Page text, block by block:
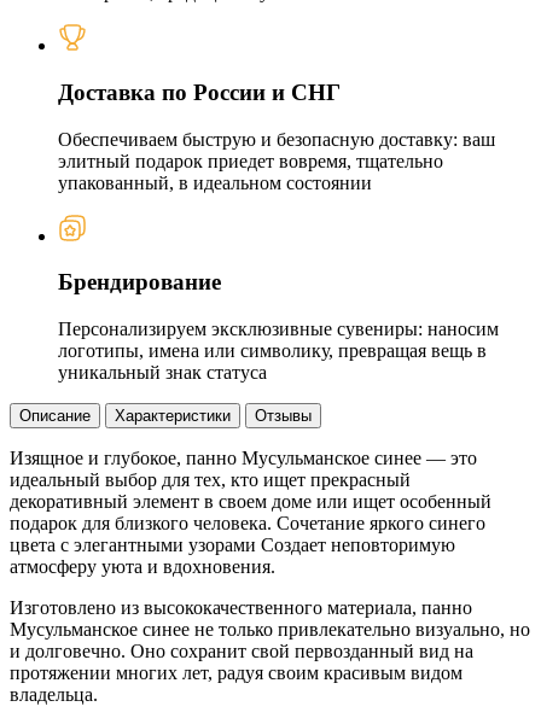
Доставка по России и СНГ
Обеспечиваем быструю и безопасную доставку: ваш
элитный подарок приедет вовремя, тщательно
упакованный, в идеальном состоянии
Брендирование
Персонализируем эксклюзивные сувениры: наносим
логотипы, имена или символику, превращая вещь в
уникальный знак статуса
Описание Характеристики Отзывы
Изящное и глубокое, панно Мусульманское синее — это
идеальный выбор для тех, кто ищет прекрасный
декоративный элемент в своем доме или ищет особенный
подарок для близкого человека. Сочетание яркого синего
цвета с элегантными узорами Создает неповторимую
атмосферу уюта и вдохновения.
Изготовлено из высококачественного материала, панно
Мусульманское синее не только привлекательно визуально, но
и долговечно. Оно сохранит свой первозданный вид на
протяжении многих лет, радуя своим красивым видом
владельца.